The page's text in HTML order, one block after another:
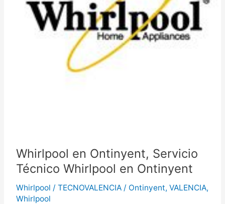
Whirlpool en Ontinyent, Servicio
Técnico Whirlpool en Ontinyent
Whirlpool / TECNOVALENCIA / Ontinyent, VALENCIA,
Whirlpool